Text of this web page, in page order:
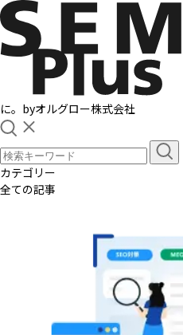
に。 byオルグロー株式会社
カテゴリー
全ての記事